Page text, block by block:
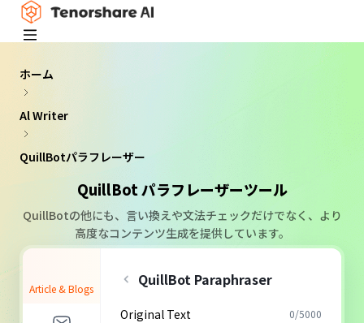
ホーム
Al Writer
QuillBotパラフレーザー
QuillBot パラフレーザーツール
QuillBotの他にも、言い換えや文法チェックだけでなく、より
高度なコンテンツ生成を提供しています。
Article & Blogs QuillBot Paraphraser
Original Text 0/5000